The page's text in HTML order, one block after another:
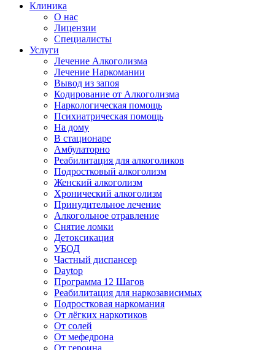
Клиника
О нас
Лицензии
Специалисты
Услуги
Лечение Алкоголизма
Лечение Наркомании
Вывод из запоя
Кодирование от Алкоголизма
Наркологическая помощь
Психиатрическая помощь
На дому
В стационаре
Амбулаторно
Реабилитация для алкоголиков
Подростковый алкоголизм
Женский алкоголизм
Хронический алкоголизм
Принудительное лечение
Алкогольное отравление
Снятие ломки
Детоксикация
УБОД
Частный диспансер
Daytop
Программа 12 Шагов
Реабилитация для наркозависимых
Подростковая наркомания
От лёгких наркотиков
От солей
От мефедрона
От героина